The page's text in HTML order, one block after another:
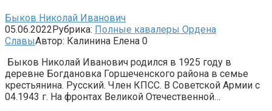
Быков Николай Иванович
05.06.2022Рубрика: Полные кавалеры Ордена
СлавыАвтор: Калинина Елена 0
Быков Николай Иванович родился в 1925 году в
деревне Богдановка Горшеченского района в семье
крестьянина. Русский. Член КПСС. В Советской Армии с
04.1943 г. На фронтах Великой Отечественной…